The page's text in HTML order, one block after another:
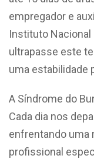
empregador e
Instituto Nacional
ultrapasse este
uma estabilidade
A Síndrome do
Cada dia nos
enfrentando uma
profissional